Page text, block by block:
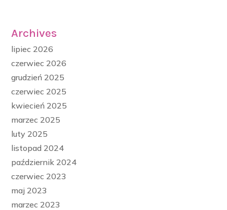
Archives
lipiec 2026
czerwiec 2026
grudzień 2025
czerwiec 2025
kwiecień 2025
marzec 2025
luty 2025
listopad 2024
październik 2024
czerwiec 2023
maj 2023
marzec 2023